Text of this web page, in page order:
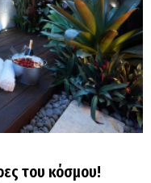
του κόσμου!